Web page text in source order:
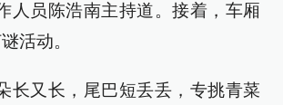
人员陈浩南主持道。接着，车厢
活动。
长又长，尾巴短丢丢，专挑青菜